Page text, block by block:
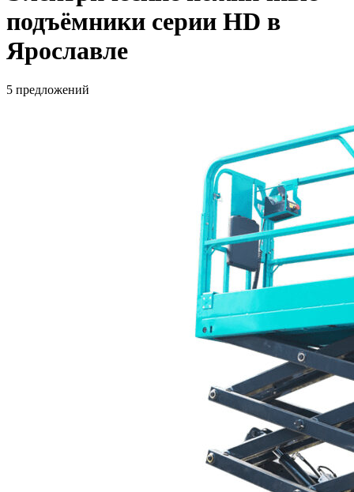
подъёмники серии HD в
Ярославле
5 предложений